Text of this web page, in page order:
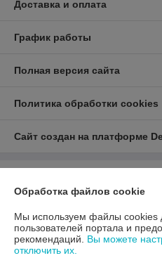
Доставка и оплата
График работы
Полная версия сайта
Политика обработки cookies
Сайт создан на платформе
220037, г. Минск, ул. Аннаева 84/
Регистрационный номер ЕГР:
Обработка файлов cookie
Мы используем файлы cookies
пользователей портала и
рекомендаций. Вы можете
отключить их.